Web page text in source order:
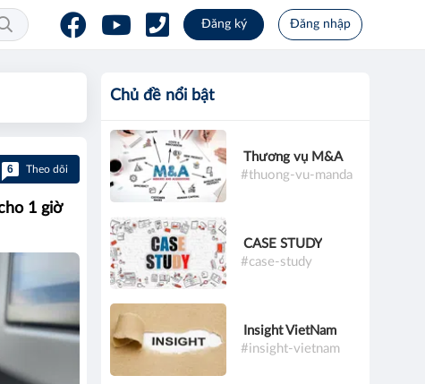
Đăng ký Đăng nhập
6 Theo dõi
1 giờ
Chủ đề nổi bật
Thương vụ M&A
#thuong-vu-manda
CASE STUDY
#case-study
Insight VietNam
#insight-vietnam